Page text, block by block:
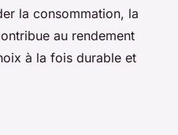
la consommation, la
au rendement
à la fois durable et